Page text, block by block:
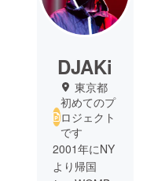
DJAKi
東京都
初めてのプ
ロジェクト
です
2001年にNY
より帰国